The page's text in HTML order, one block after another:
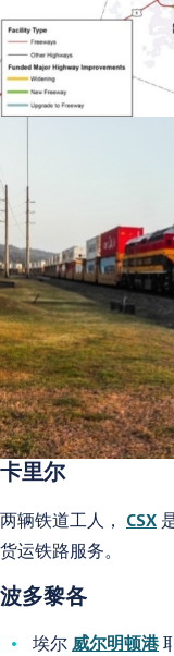
卡里尔
两辆铁道工人， CSX
货运铁路服务。
波多黎各
埃尔 威尔明顿港